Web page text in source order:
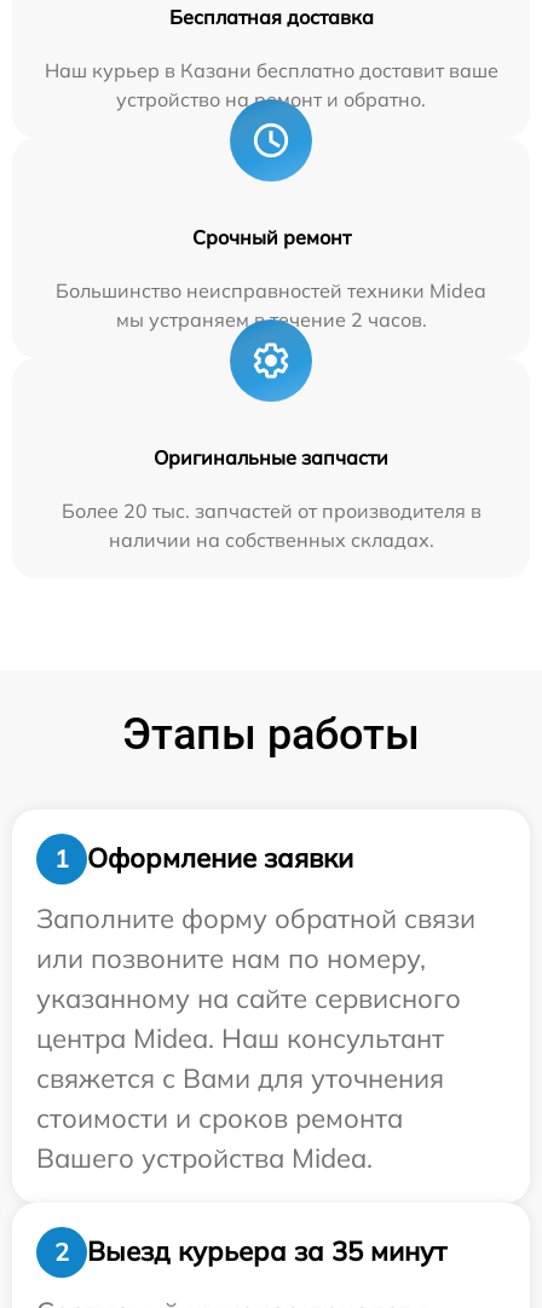
Бесплатная доставка
Наш курьер в Казани бесплатно доставит ваше
устройство на ремонт и обратно.
Срочный ремонт
Большинство неисправностей техники Midea
мы устраняем в течение 2 часов.
Оригинальные запчасти
Более 20 тыс. запчастей от производителя в
наличии на собственных складах.
Этапы работы
1
Оформление заявки
Заполните форму обратной связи
или позвоните нам по номеру,
указанному на сайте сервисного
центра Midea. Наш консультант
свяжется с Вами для уточнения
стоимости и сроков ремонта
Вашего устройства Midea.
2
Выезд курьера за 35 минут